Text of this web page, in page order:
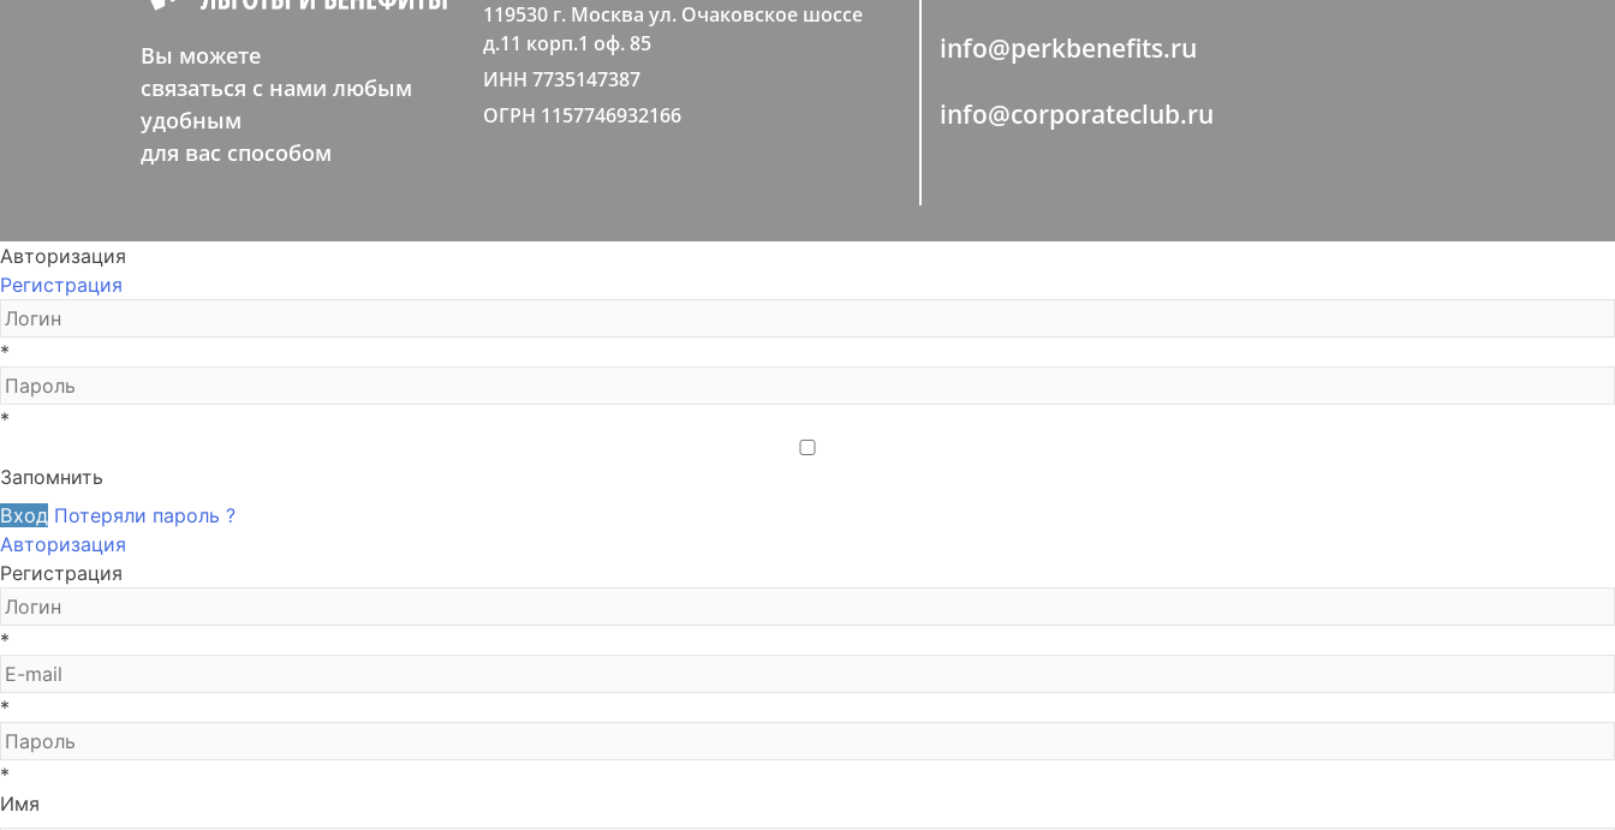
Вы можете
связаться с нами любым
удобным
для вас способом
119530 г. Москва ул. Очаковское шоссе
д.11 корп.1 оф. 85
ИНН 7735147387
ОГРН 1157746932166
info@perkbenefits.ru
info@corporateclub.ru
Авторизация
Регистрация
*
*
Запомнить
Вход Потеряли пароль ?
Авторизация
Регистрация
*
*
*
Имя